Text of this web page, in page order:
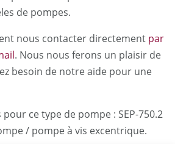
de pompes.
nous contacter directement par
. Nous nous ferons un plaisir de
besoin de notre aide pour une
ce type de pompe : SEP-750.2
/ pompe à vis excentrique.